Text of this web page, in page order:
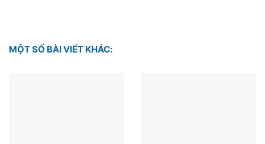
MỘT SỐ BÀI VIẾT KHÁC: